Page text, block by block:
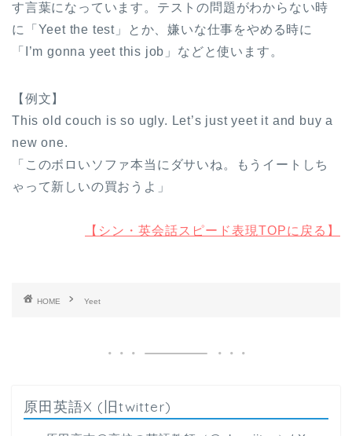
す言葉になっています。テストの問題がわからない時
に「Yeet the test」とか、嫌いな仕事をやめる時に
「I’m gonna yeet this job」などと使います。
【例文】
This old couch is so ugly. Let’s just yeet it and buy a
new one.
「このボロいソファ本当にダサいね。もうイートしち
ゃって新しいの買おうよ」
【シン・英会話スピード表現TOPに戻る】
HOME Yeet
原田英語X (旧twitter)